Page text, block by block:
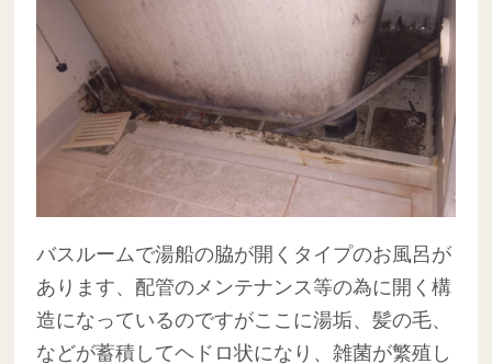
バスルームで湯船の脇が開くタイプのお風呂が
あります、配管のメンテナンス等の為に開く構
造になっているのですがここに湯垢、髪の毛、
などが蓄積してヘドロ状になり、雑菌が繁殖し